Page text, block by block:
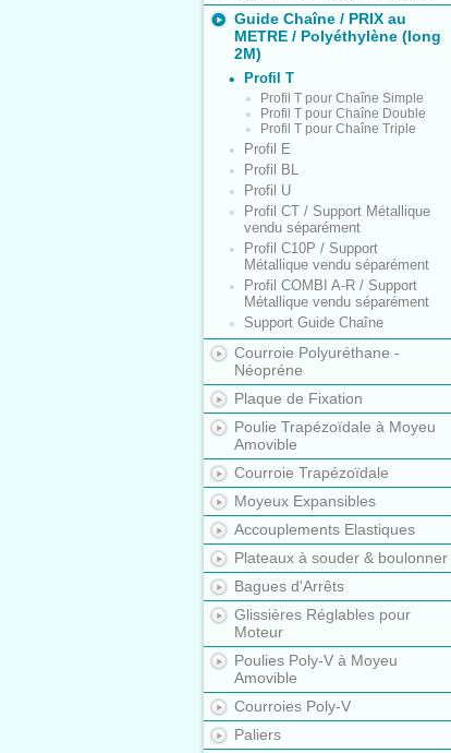
Guide Chaîne / PRIX au
METRE / Polyéthylène (long
2M)
Profil T
Profil T pour Chaîne Simple
Profil T pour Chaîne Double
Profil T pour Chaîne Triple
Profil E
Profil BL
Profil U
Profil CT / Support Métallique
vendu séparément
Profil C10P / Support
Métallique vendu séparément
Profil COMBI A-R / Support
Métallique vendu séparément
Support Guide Chaîne
Courroie Polyuréthane -
Néopréne
Plaque de Fixation
Poulie Trapézoïdale à Moyeu
Amovible
Courroie Trapézoïdale
Moyeux Expansibles
Accouplements Elastiques
Plateaux à souder & boulonner
Bagues d'Arrêts
Glissières Réglables pour
Moteur
Poulies Poly-V à Moyeu
Amovible
Courroies Poly-V
Paliers